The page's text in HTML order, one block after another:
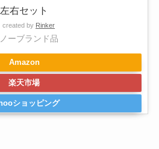
左右セット
created by Rinker
ノーブランド品
Amazon
楽天市場
ショッピング